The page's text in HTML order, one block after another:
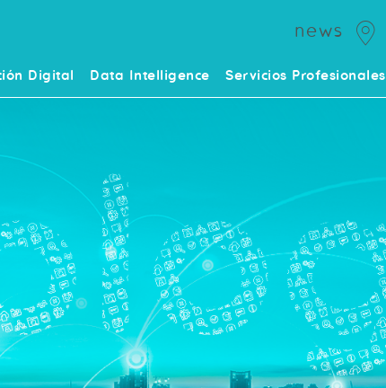
news
Digital Data Intelligence Servicios Profesionales